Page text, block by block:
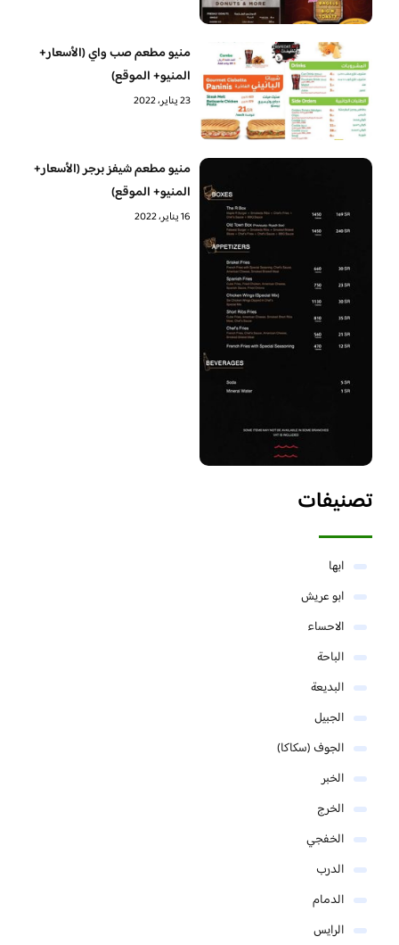
منيو مطعم صب واي (الأسعار+
المنيو+ الموقع)
23 يناير، 2022
منيو مطعم شيفز برجر (الأسعار+
المنيو+ الموقع)
16 يناير، 2022
تصنيفات
ابها
ابو عريش
الاحساء
الباحة
البديعة
الجبيل
الجوف (سكاكا)
الخبر
الخرج
الخفجي
الدرب
الدمام
الرايس